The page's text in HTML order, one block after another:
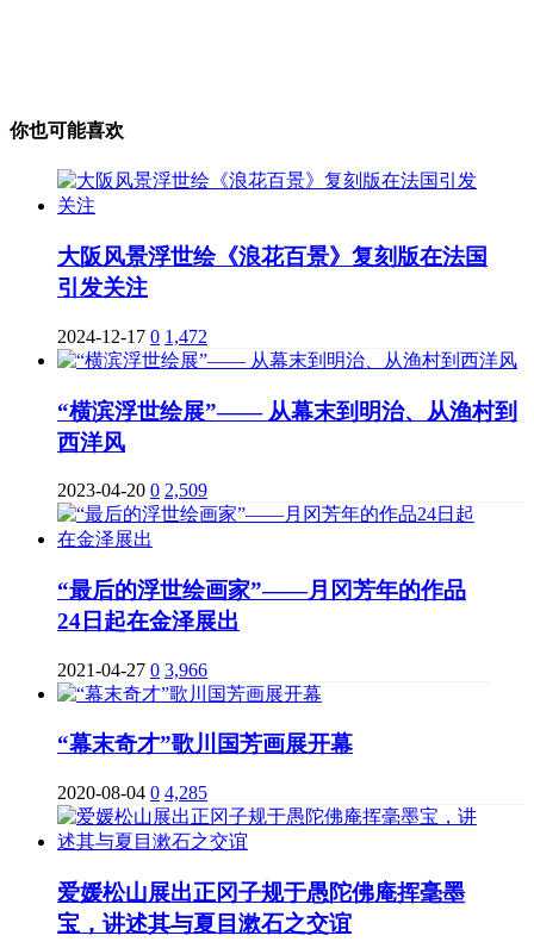
你也可能喜欢
大阪风景浮世绘《浪花百景》复刻版在法国
引发关注
2024-12-17 0 1,472
“横滨浮世绘展”—— 从幕末到明治、从渔村到
西洋风
2023-04-20 0 2,509
“最后的浮世绘画家”——月冈芳年的作品
24日起在金泽展出
2021-04-27 0 3,966
“幕末奇才”歌川国芳画展开幕
2020-08-04 0 4,285
爱媛松山展出正冈子规于愚陀佛庵挥毫墨
宝，讲述其与夏目漱石之交谊